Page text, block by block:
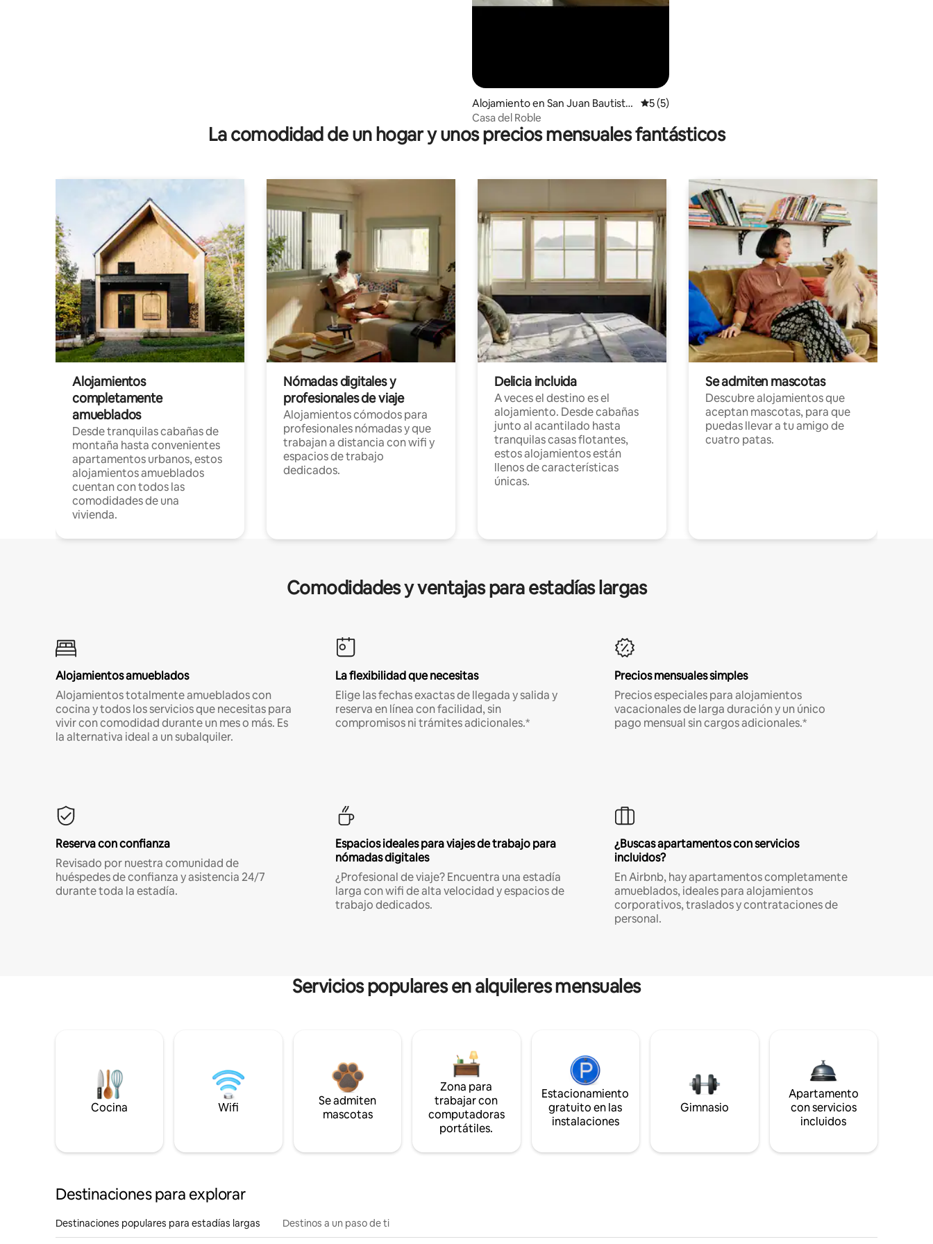
Alojamiento en San Juan Bautista
Tuxtepec
Calificación promedio: 5 de 5, 5 reseñas
5 (5)
Casa del Roble
La comodidad de un hogar y unos precios mensuales fantásticos
Alojamientos
completamente
amueblados
Desde tranquilas cabañas de
montaña hasta convenientes
apartamentos urbanos, estos
alojamientos amueblados
cuentan con todos las
comodidades de una
vivienda.
Nómadas digitales y
profesionales de viaje
Alojamientos cómodos para
profesionales nómadas y que
trabajan a distancia con wifi y
espacios de trabajo
dedicados.
Delicia incluida
A veces el destino es el
alojamiento. Desde cabañas
junto al acantilado hasta
tranquilas casas flotantes,
estos alojamientos están
llenos de características
únicas.
Se admiten mascotas
Descubre alojamientos que
aceptan mascotas, para que
puedas llevar a tu amigo de
cuatro patas.
Comodidades y ventajas para estadías largas
Alojamientos amueblados
Alojamientos totalmente amueblados con
cocina y todos los servicios que necesitas para
vivir con comodidad durante un mes o más. Es
la alternativa ideal a un subalquiler.
La flexibilidad que necesitas
Elige las fechas exactas de llegada y salida y
reserva en línea con facilidad, sin
compromisos ni trámites adicionales.*
Precios mensuales simples
Precios especiales para alojamientos
vacacionales de larga duración y un único
pago mensual sin cargos adicionales.*
Reserva con confianza
Revisado por nuestra comunidad de
huéspedes de confianza y asistencia 24/7
durante toda la estadía.
Espacios ideales para viajes de trabajo para
nómadas digitales
¿Profesional de viaje? Encuentra una estadía
larga con wifi de alta velocidad y espacios de
trabajo dedicados.
¿Buscas apartamentos con servicios
incluidos?
En Airbnb, hay apartamentos completamente
amueblados, ideales para alojamientos
corporativos, traslados y contrataciones de
personal.
Servicios populares en alquileres mensuales
Cocina Wifi
Se admiten
mascotas
Zona para
trabajar con
computadoras
portátiles.
Estacionamiento
gratuito en las
instalaciones
Gimnasio
Apartamento
con servicios
incluidos
Destinaciones para explorar
Destinaciones populares para estadías largas Destinos a un paso de ti